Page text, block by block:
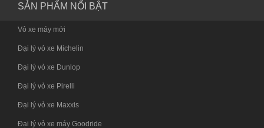
SẢN PHẨM NỔI BẬT
Vỏ xe máy mới
Đại lý vỏ xe Michelin
Đại lý vỏ xe Dunlop
Đại lý vỏ xe Pirelli
Đại lý vỏ xe Maxxis
Đại lý vỏ xe máy Goodride